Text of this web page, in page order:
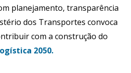
planejamento, transparência
dos Transportes convoca
com a construção do
2050.